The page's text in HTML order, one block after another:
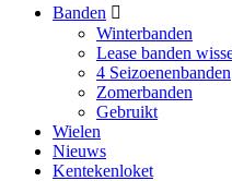
Banden
Winterbanden
Lease banden
4 Seizoenenbanden
Zomerbanden
Gebruikt
Wielen
Nieuws
Kentekenloket